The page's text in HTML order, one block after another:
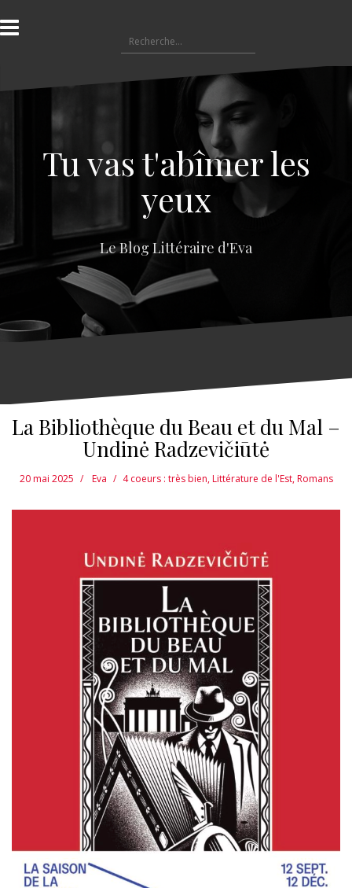
l
a
e
e
Tu vas t'abîmer les
yeux
Le Blog Littéraire d'Eva
La Bibliothèque du Beau et du Mal –
Undinė Radzevičiūtė
20 mai 2025 Eva 4 coeurs : très bien,Littérature de l'Est,Romans